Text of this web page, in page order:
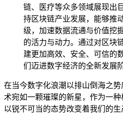
链、医疗等众多领域展现出
持区块链产业发展，能够推
级，加速数据流通与价值挖
的活力与动力。通过对区块
建更加高效、安全、可信的
们迈进数字经济的全新发展阶
在当今数字化浪潮以排山倒海之
术宛如一颗璀璨的新星，作为一
以锐不可当的态势改变着我们的